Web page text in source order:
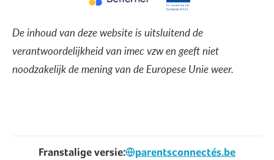
De inhoud van deze website is uitsluitend de
verantwoordelijkheid van imec vzw en geeft niet
noodzakelijk de mening van de Europese Unie weer.
Franstalige versie: parentsconnectés.be